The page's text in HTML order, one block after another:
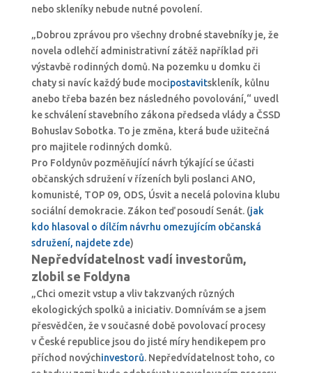
nebo skleníky nebude nutné povolení.
„Dobrou zprávou pro všechny drobné stavebníky je, že
novela odlehčí administrativní zátěž například při
výstavbě rodinných domů. Na pozemku u domku či
chaty si navíc každý bude mocipostavitskleník, kůlnu
anebo třeba bazén bez následného povolování,“ uvedl
ke schválení stavebního zákona předseda vlády a ČSSD
Bohuslav Sobotka. To je změna, která bude užitečná
pro majitele rodinných domků.
Pro Foldynův pozměňující návrh týkající se účasti
občanských sdružení v řízeních byli poslanci ANO,
komunisté, TOP 09, ODS, Úsvit a necelá polovina klubu
sociální demokracie. Zákon teď posoudí Senát. (jak
kdo hlasoval o dílčím návrhu omezujícím občanská
sdružení, najdete zde)
Nepředvídatelnost vadí investorům,
zlobil se Foldyna
„Chci omezit vstup a vliv takzvaných různých
ekologických spolků a iniciativ. Domnívám se a jsem
přesvědčen, že v současné době povolovací procesy
v České republice jsou do jisté míry hendikepem pro
příchod novýchinvestorů. Nepředvídatelnost toho, co